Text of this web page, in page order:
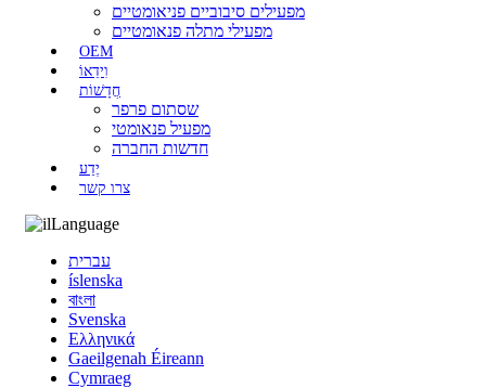
מפעילים סיבוביים פניאומטיים
מפעילי מתלה פנאומטיים
OEM
וִידֵאוֹ
חֲדָשׁוֹת
שסתום פרפר
מפעיל פנאומטי
חדשות החברה
יֶדַע
צרו קשר
Language
עברית
íslenska
বাংলা
Svenska
Ελληνικά
Gaeilgenah Éireann
Cymraeg